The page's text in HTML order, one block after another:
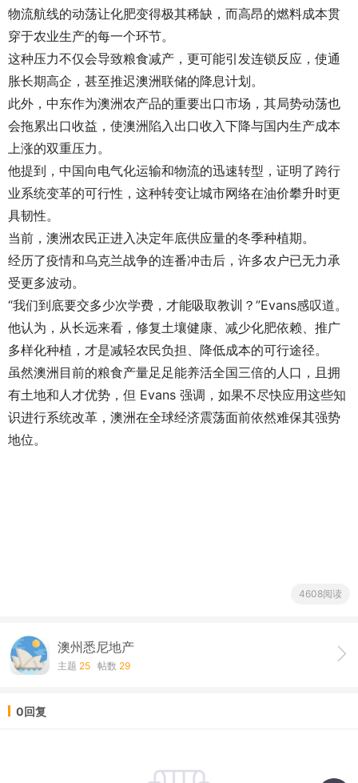
物流航线的动荡让化肥变得极其稀缺，而高昂的燃料成本贯
穿于农业生产的每一个环节。
这种压力不仅会导致粮食减产，更可能引发连锁反应，使通
胀长期高企，甚至推迟澳洲联储的降息计划。
此外，中东作为澳洲农产品的重要出口市场，其局势动荡也
会拖累出口收益，使澳洲陷入出口收入下降与国内生产成本
上涨的双重压力。
他提到，中国向电气化运输和物流的迅速转型，证明了跨行
业系统变革的可行性，这种转变让城市网络在油价攀升时更
具韧性。
当前，澳洲农民正进入决定年底供应量的冬季种植期。
经历了疫情和乌克兰战争的连番冲击后，许多农户已无力承
受更多波动。
“我们到底要交多少次学费，才能吸取教训？”Evans感叹道。
他认为，从长远来看，修复土壤健康、减少化肥依赖、推广
多样化种植，才是减轻农民负担、降低成本的可行途径。
虽然澳洲目前的粮食产量足足能养活全国三倍的人口，且拥
有土地和人才优势，但 Evans 强调，如果不尽快应用这些知
识进行系统改革，澳洲在全球经济震荡面前依然难保其强势
地位。
4608阅读
澳州悉尼地产
主题 25 帖数 29
0回复